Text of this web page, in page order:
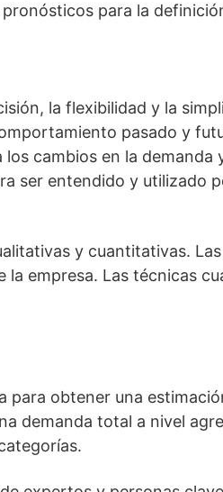
para la
la flexibilidad y la
pasado y
cambios en la demanda
ser entendido y utilizado
y cuantitativas.
empresa. Las técnicas
para obtener una
demanda total a nivel